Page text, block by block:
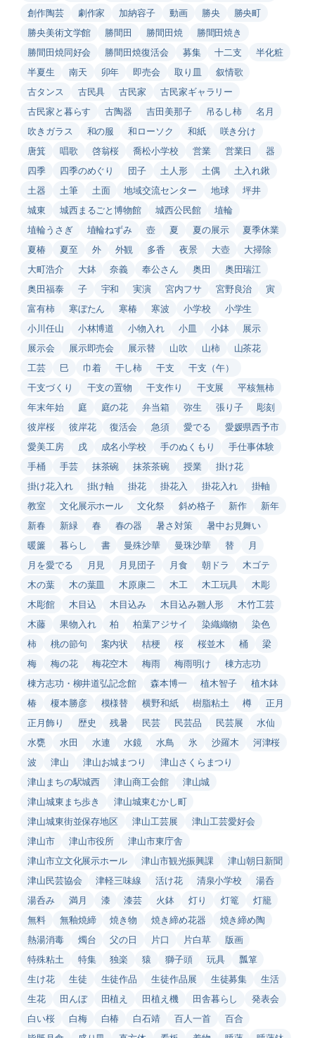
創作陶芸
劇作家 加納容子 動画 勝央
勝央町
勝央美術文学館
勝間田 勝間田焼
勝間田焼き
勝間田焼同好会
勝間田焼復活会 募集 十二支
半化粧
半夏生
南天 卯年 即売会 取り皿
叙情歌
古タンス
古民具 古民家
古民家ギャラリー
古民家と暮らす
古陶器 吉田美那子 吊るし柿
名月
吹きガラス
和の服 和ローソク 和紙
咲き分け
唐箕
唱歌 啓翁桜 喬松小学校 営業 営業日
器
四季
四季のめぐり 団子 土人形 土偶
土入れ鍬
土器
土筆 土面 地域交流センター 地球
坪井
城東
城西まるごと博物館 城西公民館
埴輪
埴輪うさぎ
埴輪ねずみ 壺 夏 夏の展示
夏季休業
夏椿
夏至 外 外観 多香 夜景 大壺
大掃除
大町浩介
大鉢 奈義 奉公さん 奥田
奥田瑞江
奥田福泰
子 宇和 実演 宮内フサ 宮野良治
寅
富有柿
寒ぼたん 寒椿 寒波 小学校
小学生
小川任山
小林博道 小物入れ 小皿 小鉢
展示
展示会
展示即売会 展示替 山吹 山柿
山茶花
工芸
巳 巾着 干し柿 干支
干支（午）
干支づくり
干支の置物 干支作り 干支展
平核無柿
年末年始
庭 庭の花 弁当箱 弥生 張り子
彫刻
彼岸桜
彼岸花 復活会 急須 愛でる
愛媛県西予市
愛美工房
戌 成名小学校 手のぬくもり
手仕事体験
手桶
手芸 抹茶碗 抹茶茶碗 授業
掛け花
掛け花入れ
掛け軸 掛花 掛花入 掛花入れ
掛軸
教室
文化展示ホール 文化祭 斜め格子 新作
新年
新春
新緑 春 春の器 暑さ対策
暑中お見舞い
暖簾
暮らし 書 曼殊沙華 曼珠沙華 替
月
月を愛でる
月見 月見団子 月食 朝ドラ
木ゴテ
木の葉
木の葉皿 木原康二 木工 木工玩具
木彫
木彫館
木目込 木目込み 木目込み雛人形
木竹工芸
木藤
果物入れ 柏 柏葉アジサイ 染織織物
染色
柿
桃の節句 案内状 桔梗 桜 桜並木 桶
梁
梅
梅の花 梅花空木 梅雨 梅雨明け
棟方志功
棟方志功・柳井道弘記念館
森本博一 植木智子
植木鉢
椿
榎本勝彦 模様替 横野和紙 樹脂粘土 樽
正月
正月飾り
歴史 残暑 民芸 民芸品 民芸展
水仙
水甕
水田 水連 水鏡 水鳥 氷 沙羅木
河津桜
波
津山 津山お城まつり
津山さくらまつり
津山まちの駅城西
津山商工会館
津山城
津山城東まち歩き
津山城東むかし町
津山城東街並保存地区
津山工芸展
津山工芸愛好会
津山市
津山市役所
津山市東庁舎
津山市立文化展示ホール
津山市観光振興課
津山朝日新聞
津山民芸協会
津軽三味線 活け花 清泉小学校
湯呑
湯呑み
満月 漆 漆芸 火鉢 灯り 灯篭
灯籠
無料
無釉焼締 焼き物 焼き締め花器
焼き締め陶
熱湯消毒
燭台 父の日 片口 片白草
版画
特殊粘土
特集 独楽 猿 獅子頭 玩具
瓢箪
生け花
生徒 生徒作品 生徒作品展 生徒募集
生活
生花
田んぼ 田植え 田植え機 田舎暮らし
発表会
白い桜
白梅 白椿 白石靖 百人一首
百合